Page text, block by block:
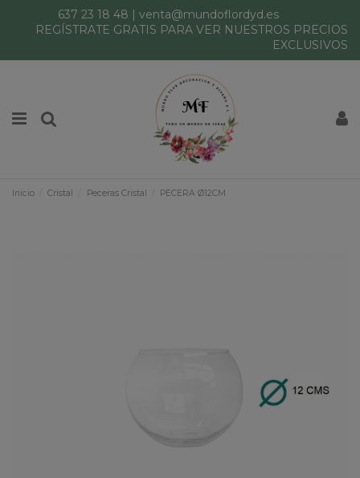
637 23 18 48 | venta@mundoflordyd.es
REGÍSTRATE GRATIS PARA VER NUESTROS PRECIOS
EXCLUSIVOS
Inicio Cristal Peceras Cristal PECERA Ø12CM